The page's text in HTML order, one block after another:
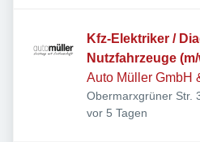
Kfz-Elektriker /
Nutzfahrzeuge
Auto Müller GmbH
Obermarxgrüner Str.
Deutschland
Veröffentlicht
vor 5 Tagen